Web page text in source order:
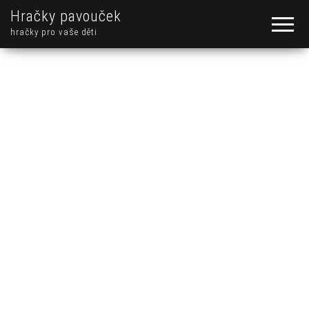
Hračky pavouček
hračky pro vaše děti